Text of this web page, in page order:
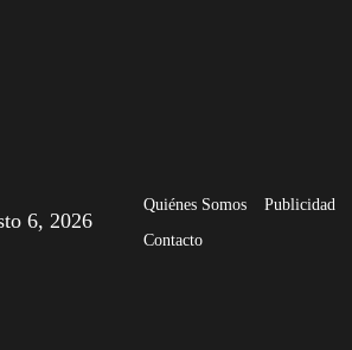
6, 2026
Quiénes Somos Publicidad
Contacto